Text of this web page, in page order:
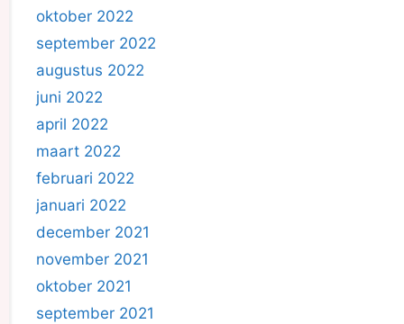
oktober 2022
september 2022
augustus 2022
juni 2022
april 2022
maart 2022
februari 2022
januari 2022
december 2021
november 2021
oktober 2021
september 2021